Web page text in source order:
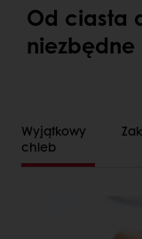
Od ciasta
Wyjątkowy
chleb